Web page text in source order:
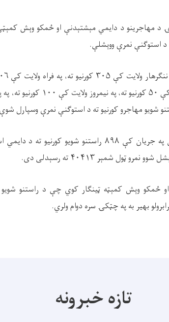
د مهاجرینو د دایمي مېشتېدنې او ځمکو وېش کمېټې
د استوګنې نمرې ووېشلې.
ولایت کې ۳۰۵ کورنیو ته، په فراه ولایت کې
۵۰ کورنیو ته، په نیمروز ولایت کې ۱۰۰ کورنیو ته،
شویو مهاجرو کورنیو ته د استوګنې نمرې وسپارل شوې
په جریان کې ۸۹۸ راستنو شویو کورنیو ته د
شوو نمرو ټول شمېر۴۰۴۱۳ته رسېدلی دی.
ځمکو وېش کمېټه ټینګار کوي چې د راستنو شویو
بهیر به په چټکۍ سره دوام ولري.
تازه خبرونه